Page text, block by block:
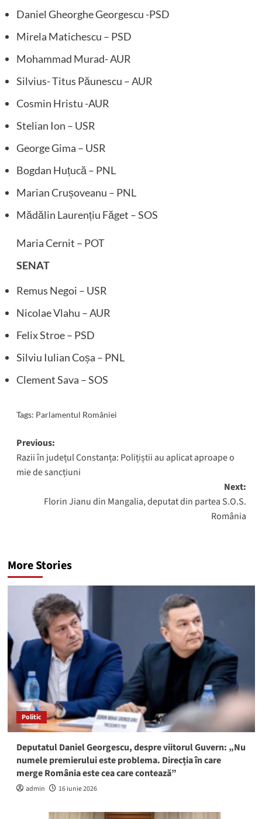
Daniel Gheorghe Georgescu -PSD
Mirela Matichescu – PSD
Mohammad Murad- AUR
Silvius- Titus Păunescu – AUR
Cosmin Hristu -AUR
Stelian Ion – USR
George Gima – USR
Bogdan Huțucă – PNL
Marian Crușoveanu – PNL
Mădălin Laurențiu Făget – SOS
Maria Cernit – POT
SENAT
Remus Negoi – USR
Nicolae Vlahu – AUR
Felix Stroe – PSD
Silviu Iulian Coșa – PNL
Clement Sava – SOS
Tags: Parlamentul României
Post
navigation
Previous:
Razii în județul Constanța: Polițiștii au aplicat aproape o
mie de sancțiuni
Next:
Florin Jianu din Mangalia, deputat din partea S.O.S.
România
More Stories
Politic
Deputatul Daniel Georgescu, despre viitorul Guvern: „Nu
numele premierului este problema. Direcția în care
merge România este cea care contează”
admin 16 iunie 2026